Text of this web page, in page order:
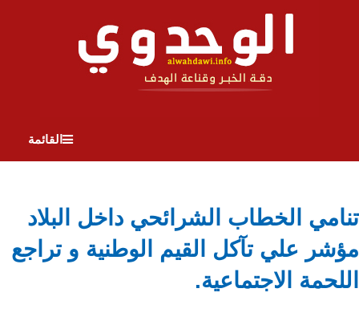
القائمة
تنامي الخطاب الشرائحي داخل البلاد
مؤشر علي تآكل القيم الوطنية و تراجع
اللحمة الاجتماعية.